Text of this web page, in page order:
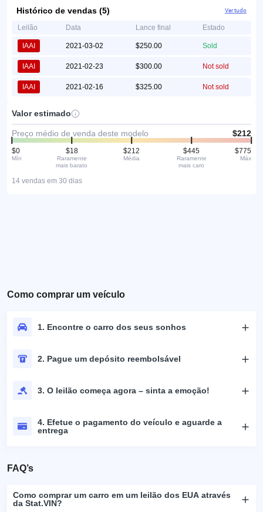
Histórico de vendas (5) Ver tudo
Leilão Data Lance final Estado
IAAI 2021-03-02 $250.00 Sold
IAAI 2021-02-23 $300.00 Not sold
IAAI 2021-02-16 $325.00 Not sold
Valor estimado
Preço médio de venda deste modelo $212
$0
Mín
$18
Raramente
mais barato
$212
Média
$445
Raramente
mais caro
$775
Máx
14 vendas em 30 dias
Como comprar um veículo
1. Encontre o carro dos seus sonhos
2. Pague um depósito reembolsável
3. O leilão começa agora – sinta a emoção!
4. Efetue o pagamento do veículo e aguarde a
entrega
FAQ’s
Como comprar um carro em um leilão dos EUA através
da Stat.VIN?